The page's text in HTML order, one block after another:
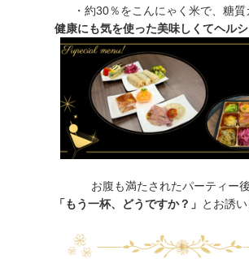
・約30％をこんにゃく米で、糖質
健康にも気を使った美味しくてヘル
お腹も満たされたパーティー後
「もう一杯、どうですか？」 とお誘